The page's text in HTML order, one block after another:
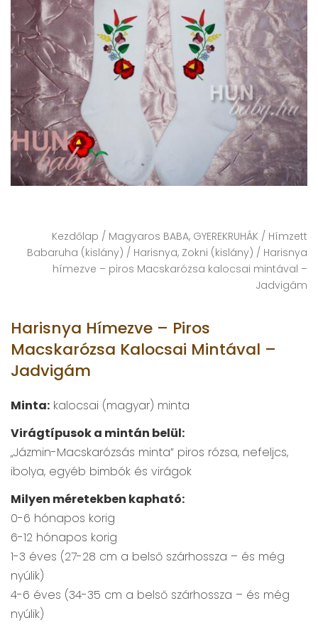
Kezdőlap / Magyaros BABA, GYEREKRUHÁK / Hímzett
Babaruha (kislány) / Harisnya, Zokni (kislány) / Harisnya
hímezve – piros Macskarózsa kalocsai mintával –
Jadvigám
Harisnya Hímezve – Piros
Macskarózsa Kalocsai Mintával –
Jadvigám
Minta: kalocsai (magyar) minta
Virágtípusok a mintán belül:
„Jázmin-Macskarózsás minta” piros rózsa, nefeljcs,
ibolya, egyéb bimbók és virágok
Milyen méretekben kapható:
0-6 hónapos korig
6-12 hónapos korig
1-3 éves (27-28 cm a belső szárhossza – és még
nyúlik)
4-6 éves (34-35 cm a belső szárhossza – és még
nyúlik)